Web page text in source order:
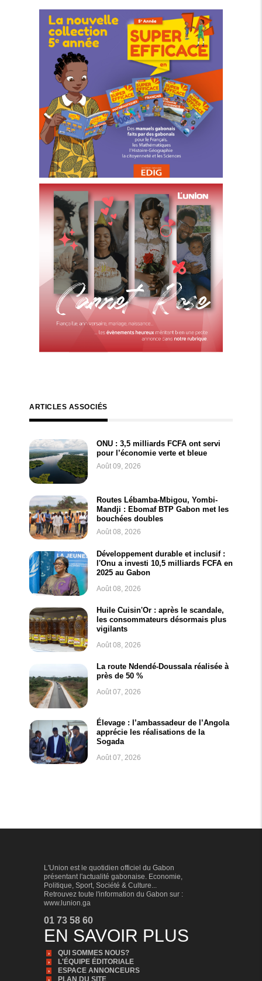
ARTICLES ASSOCIÉS
ONU : 3,5 milliards FCFA ont servi
pour l’économie verte et bleue
Août 09, 2026
Routes Lébamba-Mbigou, Yombi-
Mandji : Ebomaf BTP Gabon met les
bouchées doubles
Août 08, 2026
Développement durable et inclusif :
l'Onu a investi 10,5 milliards FCFA en
2025 au Gabon
Août 08, 2026
Huile Cuisin'Or : après le scandale,
les consommateurs désormais plus
vigilants
Août 08, 2026
La route Ndendé-Doussala réalisée à
près de 50 %
Août 07, 2026
Élevage : l’ambassadeur de l’Angola
apprécie les réalisations de la
Sogada
Août 07, 2026
L'Union est le quotidien officiel du Gabon
présentant l'actualité gabonaise. Economie,
Politique, Sport, Société & Culture...
Retrouvez toute l'information du Gabon sur :
www.lunion.ga
01 73 58 60
EN SAVOIR PLUS
QUI SOMMES NOUS?
L'ÉQUIPE ÉDITORIALE
ESPACE ANNONCEURS